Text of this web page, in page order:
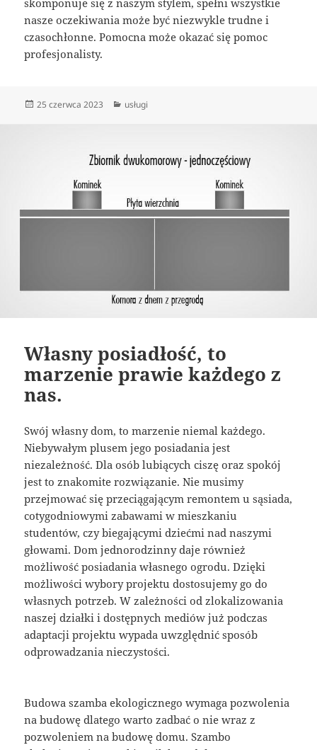
nasze oczekiwania może być niezwykle trudne i
czasochłonne. Pomocna może okazać się pomoc
profesjonalisty.
Data
25 czerwca 2023 Kategorie
usługi
Własny posiadłość, to
marzenie prawie każdego z
nas.
Swój własny dom, to marzenie niemal każdego.
Niebywałym plusem jego posiadania jest
niezależność. Dla osób lubiących ciszę oraz spokój
jest to znakomite rozwiązanie. Nie musimy
przejmować się przeciągającym remontem u sąsiada,
cotygodniowymi zabawami w mieszkaniu
studentów, czy biegającymi dziećmi nad naszymi
głowami. Dom jednorodzinny daje również
możliwość posiadania własnego ogrodu. Dzięki
możliwości wybory projektu dostosujemy go do
własnych potrzeb. W zależności od zlokalizowania
naszej działki i dostępnych mediów już podczas
adaptacji projektu wypada uwzględnić sposób
odprowadzania nieczystości.
Budowa szamba ekologicznego wymaga pozwolenia
na budowę dlatego warto zadbać o nie wraz z
pozwoleniem na budowę domu. Szambo